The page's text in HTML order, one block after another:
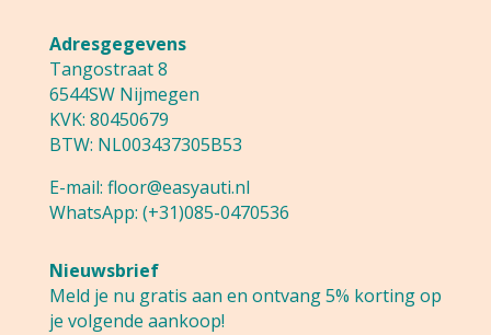
Adresgegevens
Tangostraat 8
6544SW Nijmegen
KVK: 80450679
BTW: NL003437305B53
E-mail: floor@easyauti.nl
WhatsApp: (+31)085-0470536
Nieuwsbrief
Meld je nu gratis aan en ontvang 5% korting op
je volgende aankoop!